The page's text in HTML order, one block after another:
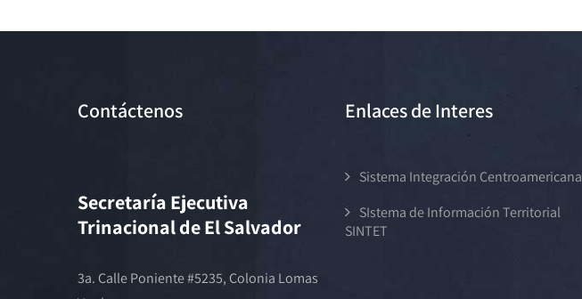
Contáctenos
Secretaría Ejecutiva
Trinacional de El Salvador
3a. Calle Poniente #5235, Colonia Lomas
Enlaces de Interes
Sistema Integración Centroamericana
SIstema de Información Territorial
SINTET